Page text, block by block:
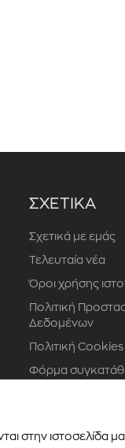
ΣΧΕΤΙΚΑ
Σχετικά με εμάς
Τελευταία νέα
Όροι χρήσης
Πολιτική
Δεδομένων
Πολιτική Cookies
Φόρμα
στην ιστοσελίδα